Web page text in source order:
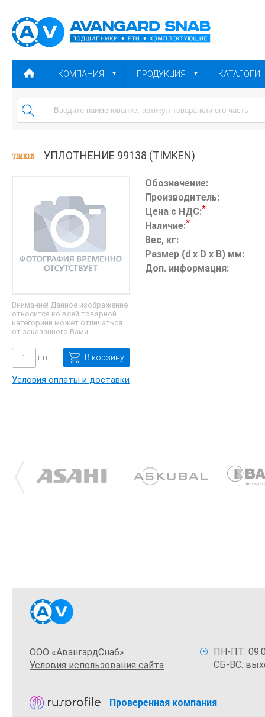
КОМПАНИЯ ПРОДУКЦИЯ КАТАЛОГИ
УПЛОТНЕНИЕ 99138 (TIMKEN)
Внимание! Данное изображение
относится ко всей товарной
категориии может отличаться
от заказанного Вами
шт. В корзину
Условия оплаты и доставки
Обозначение:
Производитель:
Цена с НДС:*
Наличие:*
Вес, кг:
Размер (d x D x B) мм:
Доп. информация:
ООО «АвангардСнаб»
Условия использования сайта
ПН-ПТ:
СБ-ВС:
Проверенная компания